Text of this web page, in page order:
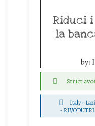
Riduci
la
by:
Strict
Italy -
- RIVODUTRI